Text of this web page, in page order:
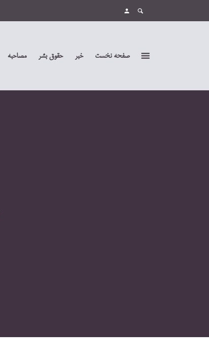
صفحه نخست خبر حقوق بشر مصاحبه